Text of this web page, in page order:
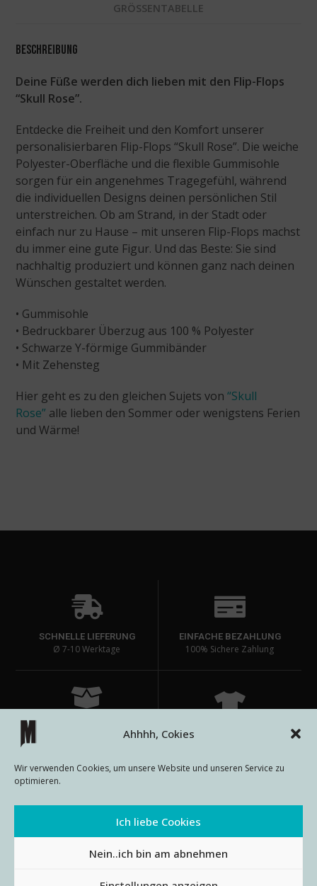
Ahhhh, Cokies
Wir verwenden Cookies, um unsere Website und unseren Service zu
optimieren.
Ich liebe Cookies
Nein..ich bin am abnehmen
GRÖSSENTABELLE
Beschreibung
Deine Füße werden dich lieben mit den Flip-Flops
“Skull Rose”.
Entdecke die Freiheit und den Komfort unserer
personalisierbaren Flip-Flops “Skull Rose”. Die weiche
Polyester-Oberfläche und die flexible Gummisohle
sorgen für ein angenehmes Tragegefühl, während
die individuellen Designs deinen persönlichen Stil
unterstreichen. Ob am Strand, in der Stadt oder
einfach nur zu Hause – mit unseren Flip-Flops machst
du immer eine gute Figur. Und das Beste: Sie sind
nachhaltig produziert und können ganz nach deinen
Wünschen gestaltet werden.
• Gummisohle
• Bedruckbarer Überzug aus 100 % Polyester
• Schwarze Y-förmige Gummibänder
• Mit Zehensteg
Hier geht es zu den gleichen Sujets von“Skull
Rose” alle lieben den Sommer oder wenigstens Ferien
und Wärme!
SCHNELLE LIEFERUNG
Ø 7-10 Werktage
EINFACHE BEZAHLUNG
100% Sichere Zahlung
Lange Haltbarkeit bei den
EINZIGARTIGE DESIGNS
AGB Impressum Datenschutz Widerrufsbelehrung